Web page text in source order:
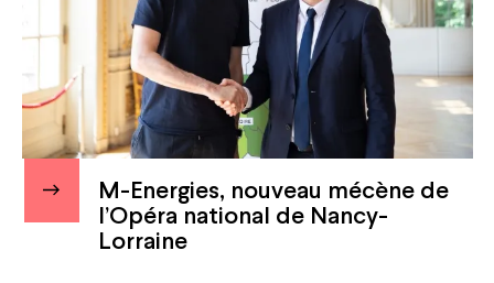
M-Energies, nouveau mécène de
l’Opéra national de Nancy-
Lorraine